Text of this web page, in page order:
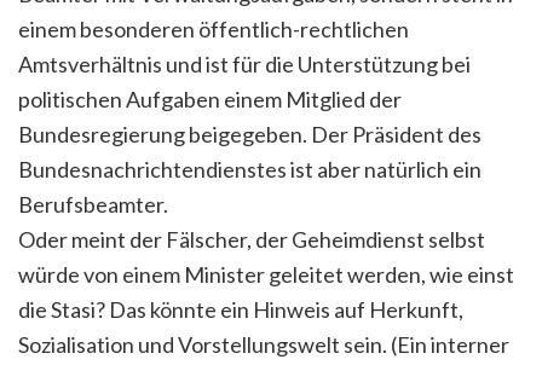
einem besonderen öffentlich-rechtlichen
Amtsverhältnis und ist für die Unterstützung bei
politischen Aufgaben einem Mitglied der
Bundesregierung beigegeben. Der Präsident des
Bundesnachrichtendienstes ist aber natürlich ein
Berufsbeamter.
Oder meint der Fälscher, der Geheimdienst selbst
würde von einem Minister geleitet werden, wie einst
die Stasi? Das könnte ein Hinweis auf Herkunft,
Sozialisation und Vorstellungswelt sein. (Ein interner